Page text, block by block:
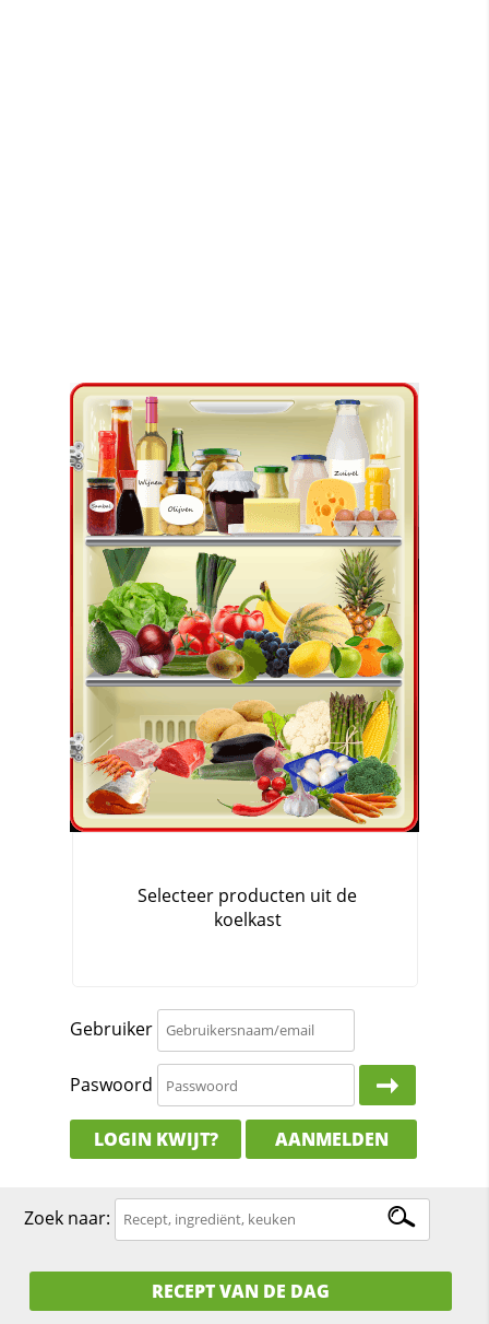
Gebruiker
Paswoord
LOGIN KWIJT? AANMELDEN
Zoek naar:
RECEPT VAN DE DAG